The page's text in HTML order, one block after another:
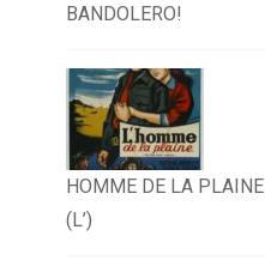
BANDOLERO!
HOMME DE LA PLAINE
(L’)